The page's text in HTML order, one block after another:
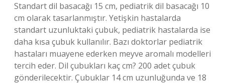
Standart dil basacağı 15 cm, pediatrik dil basacağı 10
cm olarak tasarlanmıştır. Yetişkin hastalarda
standart uzunluktaki çubuk, pediatrik hastalarda ise
daha kısa çubuk kullanılır. Bazı doktorlar pediatrik
hastaları muayene ederken meyve aromalı modelleri
tercih eder. Dil çubukları kaç cm? 200 adet çubuk
gönderilecektir. Çubuklar 14 cm uzunluğunda ve 18